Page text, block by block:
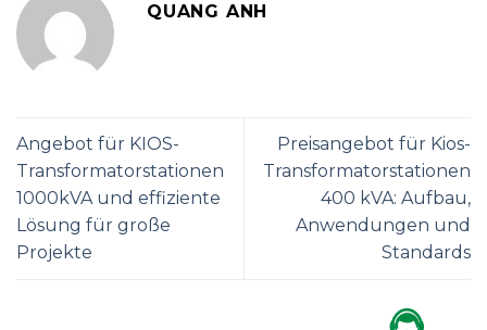
QUANG ANH
Angebot für KIOS-
Transformatorstationen
1000kVA und effiziente
Lösung für große
Projekte
Preisangebot für Kios-
Transformatorstationen
400 kVA: Aufbau,
Anwendungen und
Standards